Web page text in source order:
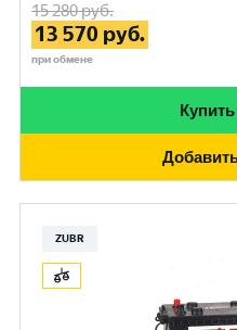
15 280руб.
13 570 руб.
при обмене
ZUBR